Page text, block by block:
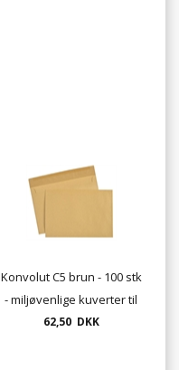
Konvolut C5 brun - 100 stk
- miljøvenlige kuverter til
A5
62,50 DKK